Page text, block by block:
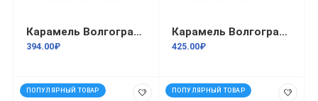
Карамель Волгоградская птаха глазир. с желейной начинкой со вкс пломбира 1кг/8
394.00₽
Карамель Волгоградская птаха Глазированная молочная карамель с ликерной шоколадно-молочной начинкой со вкусом крем-брюле 1кг
425.00₽
ПОПУЛЯРНЫЙ ТОВАР ПОПУЛЯРНЫЙ ТОВАР